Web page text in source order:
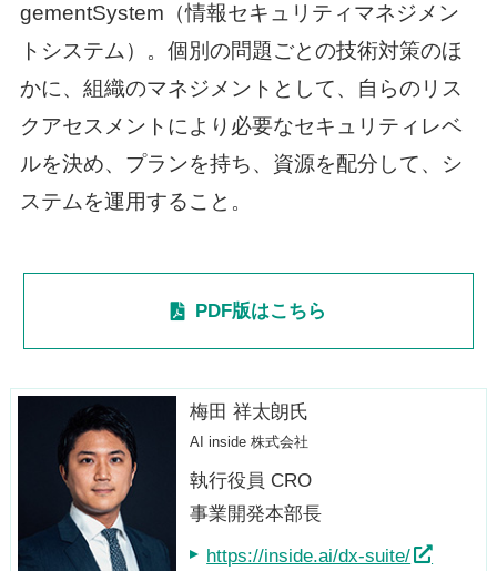
gementSystem（情報セキュリティマネジメン
トシステム）。個別の問題ごとの技術対策のほ
かに、組織のマネジメントとして、自らのリス
クアセスメントにより必要なセキュリティレベ
ルを決め、プランを持ち、資源を配分して、シ
ステムを運用すること。
PDF版はこちら
梅田 祥太朗氏
AI inside 株式会社
執行役員 CRO
事業開発本部長
https://inside.ai/dx-suite/